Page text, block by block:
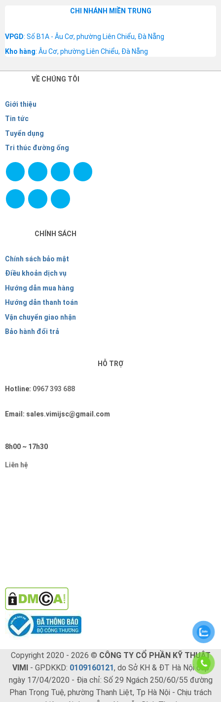
CHI NHÁNH MIỀN TRUNG
VPGD: Số B1A - Âu Cơ, phường Liên Chiểu, Đà Nẵng
Kho hàng: Âu Cơ, phường Liên Chiểu, Đà Nẵng
VỀ CHÚNG TÔI
Giới thiệu
Tin tức
Tuyển dụng
Tri thúc đường ống
CHÍNH SÁCH
Chính sách bảo mật
Điều khoản dịch vụ
Hướng dẫn mua hàng
Hướng dẫn thanh toán
Vận chuyển giao nhận
Bảo hành đổi trả
HỖ TRỢ
Hotline: 0967 393 688
Email: sales.vimijsc@gmail.com
8h00 ~ 17h30
Liên hệ
Copyright 2020 - 2026 © CÔNG TY CỔ PHẦN KỸ THUẬT
VIMI- GPDKKD: 0109160121, do Sở KH & ĐT Hà Nội cấp
ngày 17/04/2020 - Địa chỉ: Số 29 Ngách 250/60/55 đường
Phan Trọng Tuệ, phường Thanh Liệt, Tp Hà Nội - Chịu trách